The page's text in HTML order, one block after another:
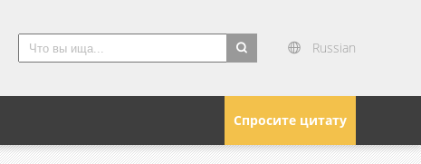
Russian
Спросите цитату